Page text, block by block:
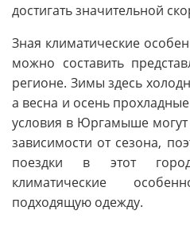
достигать значительной
Зная климатические
можно составить
регионе. Зимы здесь
а весна и осень
условия в Юргамыше могут
зависимости от сезона,
поездки в этот
климатические
подходящую одежду.